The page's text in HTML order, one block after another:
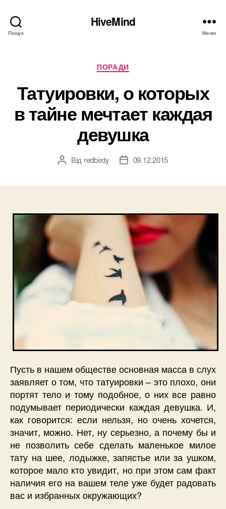
Пошук
HiveMind
Меню
Категорії
ПОРАДИ
Татуировки, о которых
в тайне мечтает каждая
девушка
Автор
Від redbirdy
Дата09.12.2015
Пусть в нашем обществе основная масса в слух
заявляет о том, что татуировки – это плохо, они
портят тело и тому подобное, о них все равно
подумывает периодически каждая девушка. И,
как говорится: если нельзя, но очень хочется,
значит, можно. Нет, ну серьезно, а почему бы и
не позволить себе сделать маленькое милое
тату на шее, лодыжке, запястье или за ушком,
которое мало кто увидит, но при этом сам факт
наличия его на вашем теле уже будет радовать
вас и избранных окружающих?